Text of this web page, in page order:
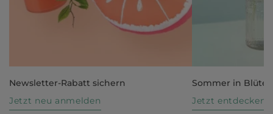
Newsletter-Rabatt sichern
Jetzt neu anmelden
Sommer in Blüte
Jetzt entdecken